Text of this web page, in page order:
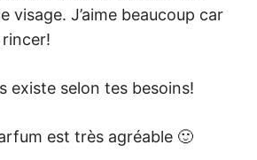
visage. J’aime beaucoup car
existe selon tes besoins!
est très agréable 🙂